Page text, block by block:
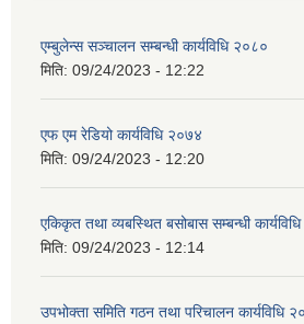
एम्बुलेन्स सञ्चालन सम्बन्धी कार्यविधि २०८०
मिति: 09/24/2023 - 12:22
एफ एम रेडियो कार्यविधि २०७४
मिति: 09/24/2023 - 12:20
एकिकृत तथा व्यबस्थित बसोबास सम्बन्धी
मिति: 09/24/2023 - 12:14
उपभोक्ता समिति गठन तथा परिचालन कार्यविधि